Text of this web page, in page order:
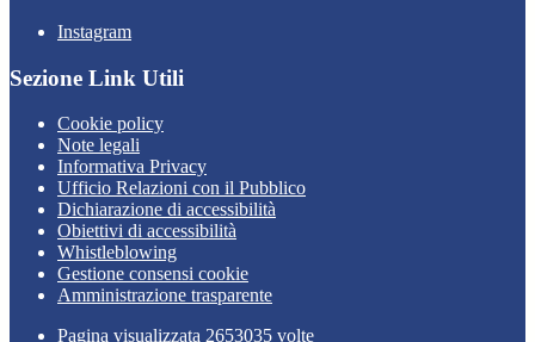
Instagram
Sezione Link Utili
Cookie policy
Note legali
Informativa Privacy
Ufficio Relazioni con il Pubblico
Dichiarazione di accessibilità
Obiettivi di accessibilità
Whistleblowing
Gestione consensi cookie
Amministrazione trasparente
Pagina visualizzata 2653035 volte